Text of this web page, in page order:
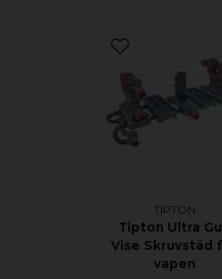
TIPTON
Tipton Ultra
Vise Skruvstäd
vapen